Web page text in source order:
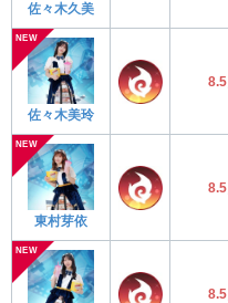
佐々木久美
佐々木美玲
8.5
東村芽依
8.5
8.5